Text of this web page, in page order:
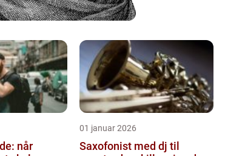
når
01 januar 2026
Saxofonist med dj til